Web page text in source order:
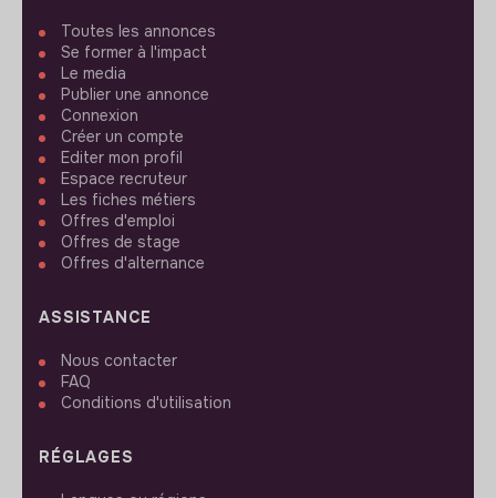
Toutes les annonces
Se former à l'impact
Le media
Publier une annonce
Connexion
Créer un compte
Editer mon profil
Espace recruteur
Les fiches métiers
Offres d'emploi
Offres de stage
Offres d'alternance
ASSISTANCE
Nous contacter
FAQ
Conditions d'utilisation
RÉGLAGES